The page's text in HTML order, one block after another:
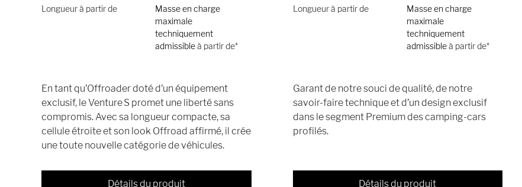
Longueur à partir de
Masse en charge
maximale
techniquement
admissibleà partir de*
En tant qu’Offroader doté d’un équipement
exclusif, le Venture S promet une liberté sans
compromis. Avec sa longueur compacte, sa
cellule étroite et son look Offroad affirmé, il crée
une toute nouvelle catégorie de véhicules.
Détails du produit
Longueur à partir de
Masse en charge
maximale
techniquement
admissibleà partir de*
Garant de notre souci de qualité, de notre
savoir-faire technique et d’un design exclusif
dans le segment Premium des camping-cars
profilés.
Détails du produit